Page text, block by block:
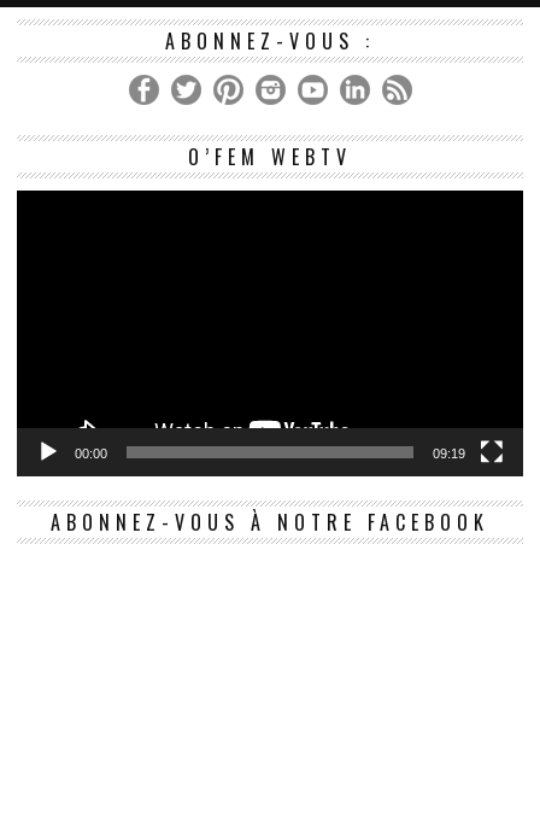
ABONNEZ-VOUS :
O’FEM WEBTV
00:00 09:19
ABONNEZ-VOUS À NOTRE FACEBOOK